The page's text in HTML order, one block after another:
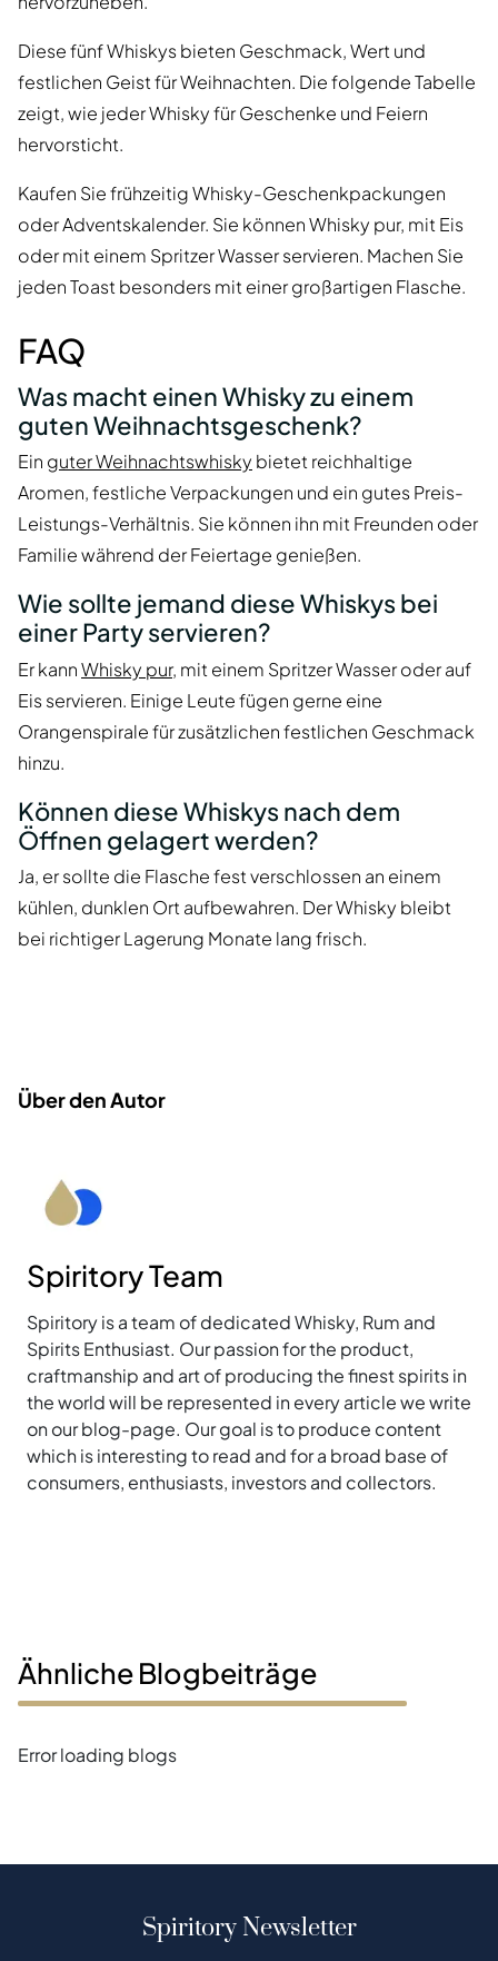
Diese fünf Whiskys bieten Geschmack, Wert und
festlichen Geist für Weihnachten. Die folgende Tabelle
zeigt, wie jeder Whisky für Geschenke und Feiern
hervorsticht.
Kaufen Sie frühzeitig Whisky-Geschenkpackungen
oder Adventskalender. Sie können Whisky pur, mit Eis
oder mit einem Spritzer Wasser servieren. Machen Sie
jeden Toast besonders mit einer großartigen Flasche.
FAQ
Was macht einen Whisky zu einem
guten Weihnachtsgeschenk?
Ein guter Weihnachtswhisky bietet reichhaltige
Aromen, festliche Verpackungen und ein gutes Preis-
Leistungs-Verhältnis. Sie können ihn mit Freunden oder
Familie während der Feiertage genießen.
Wie sollte jemand diese Whiskys bei
einer Party servieren?
Er kannWhisky pur, mit einem Spritzer Wasser oder auf
Eis servieren. Einige Leute fügen gerne eine
Orangenspirale für zusätzlichen festlichen Geschmack
hinzu.
Können diese Whiskys nach dem
Öffnen gelagert werden?
Ja, er sollte die Flasche fest verschlossen an einem
kühlen, dunklen Ort aufbewahren. Der Whisky bleibt
bei richtiger Lagerung Monate lang frisch.
Über den Autor
Spiritory Team
Spiritory is a team of dedicated Whisky, Rum and
Spirits Enthusiast. Our passion for the product,
craftmanship and art of producing the finest spirits in
the world will be represented in every article we write
on our blog-page. Our goal is to produce content
which is interesting to read and for a broad base of
consumers, enthusiasts, investors and collectors.
Ähnliche Blogbeiträge
Error loading blogs
Spiritory Newsletter